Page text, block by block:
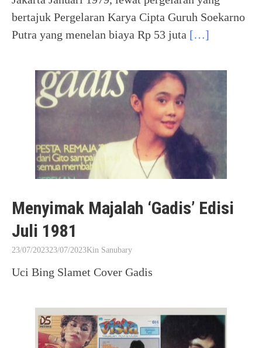
bertajuk Pergelaran Karya Cipta Guruh Soekarno
Putra yang menelan biaya Rp 53 juta […]
Menyimak Majalah ‘Gadis’ Edisi
Juli 1981
23/07/202323/07/2023Kin Sanubary
Uci Bing Slamet Cover Gadis